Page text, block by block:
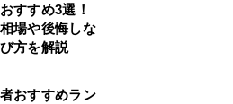
すすめ3選！
場や後悔しな
方を解説
おすすめラン